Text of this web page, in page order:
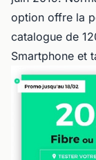
option offre la
catalogue de
Smartphone et